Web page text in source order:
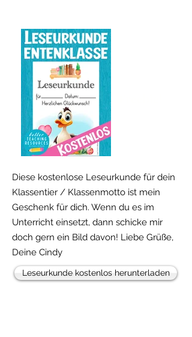
Diese kostenlose Leseurkunde für dein
Klassentier / Klassenmotto ist mein
Geschenk für dich. Wenn du es im
Unterricht einsetzt, dann schicke mir
doch gern ein Bild davon! Liebe Grüße,
Deine Cindy
Leseurkunde kostenlos herunterladen